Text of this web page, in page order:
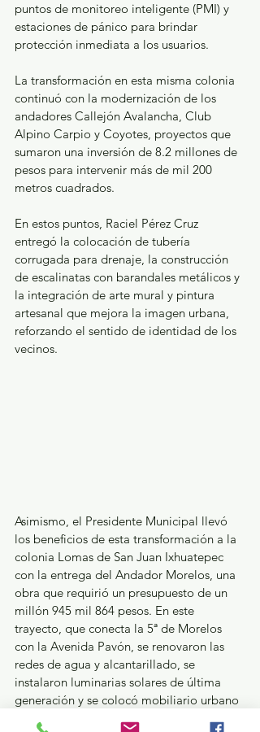
puntos de monitoreo inteligente (PMI) y
estaciones de pánico para brindar
protección inmediata a los usuarios.
La transformación en esta misma colonia
continuó con la modernización de los
andadores Callejón Avalancha, Club
Alpino Carpio y Coyotes, proyectos que
sumaron una inversión de 8.2 millones de
pesos para intervenir más de mil 200
metros cuadrados.
En estos puntos, Raciel Pérez Cruz
entregó la colocación de tubería
corrugada para drenaje, la construcción
de escalinatas con barandales metálicos y
la integración de arte mural y pintura
artesanal que mejora la imagen urbana,
reforzando el sentido de identidad de los
vecinos.
Asimismo, el Presidente Municipal llevó
los beneficios de esta transformación a la
colonia Lomas de San Juan Ixhuatepec
con la entrega del Andador Morelos, una
obra que requirió un presupuesto de un
millón 945 mil 864 pesos. En este
trayecto, que conecta la 5ª de Morelos
con la Avenida Pavón, se renovaron las
redes de agua y alcantarillado, se
instalaron luminarias solares de última
generación y se colocó mobiliario urbano